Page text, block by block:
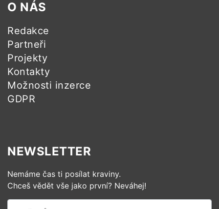
O NÁS
Redakce
Partneři
Projekty
Kontakty
Možnosti inzerce
GDPR
NEWSLETTER
Nemáme čas ti posílat kraviny.
Chceš vědět vše jako první? Neváhej!